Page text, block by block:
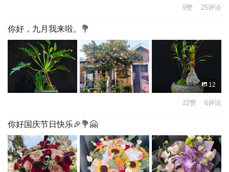
9赞 25评论
你好，九月我来啦。💐
12
22赞 6评论
你好国庆节日快乐🎉💐🤗